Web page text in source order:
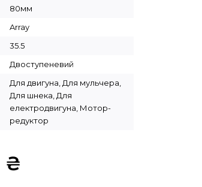
80мм
Array
35.5
Двоступеневий
Для двигуна, Для мульчера,
Для шнека, Для
електродвигуна, Мотор-
редуктор
₴